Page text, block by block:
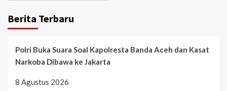
Berita Terbaru
Polri Buka Suara Soal Kapolresta Banda Aceh dan Kasat
Narkoba Dibawa ke Jakarta
8 Agustus 2026